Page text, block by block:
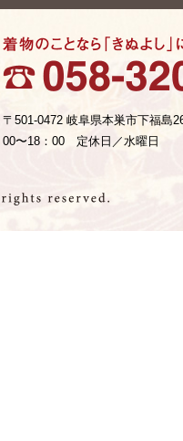
〒501-0472 岐阜県本巣市下福島
00〜18：00 定休日／水曜日